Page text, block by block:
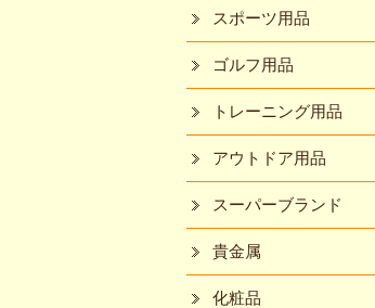
スポーツ用品
ゴルフ用品
トレーニング用品
アウトドア用品
スーパーブランド
貴金属
化粧品